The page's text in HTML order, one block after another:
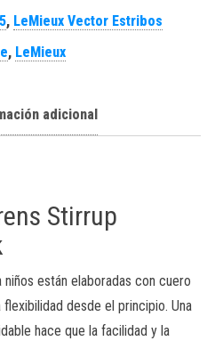
, LeMieux Vector Estribos
, LeMieux
adicional
Stirrup
están elaboradas con cuero
desde el principio. Una
hace que la facilidad y la